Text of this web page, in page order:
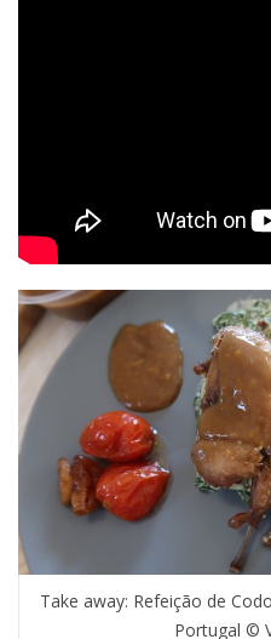
Take away: Refeição de
Portugal ©